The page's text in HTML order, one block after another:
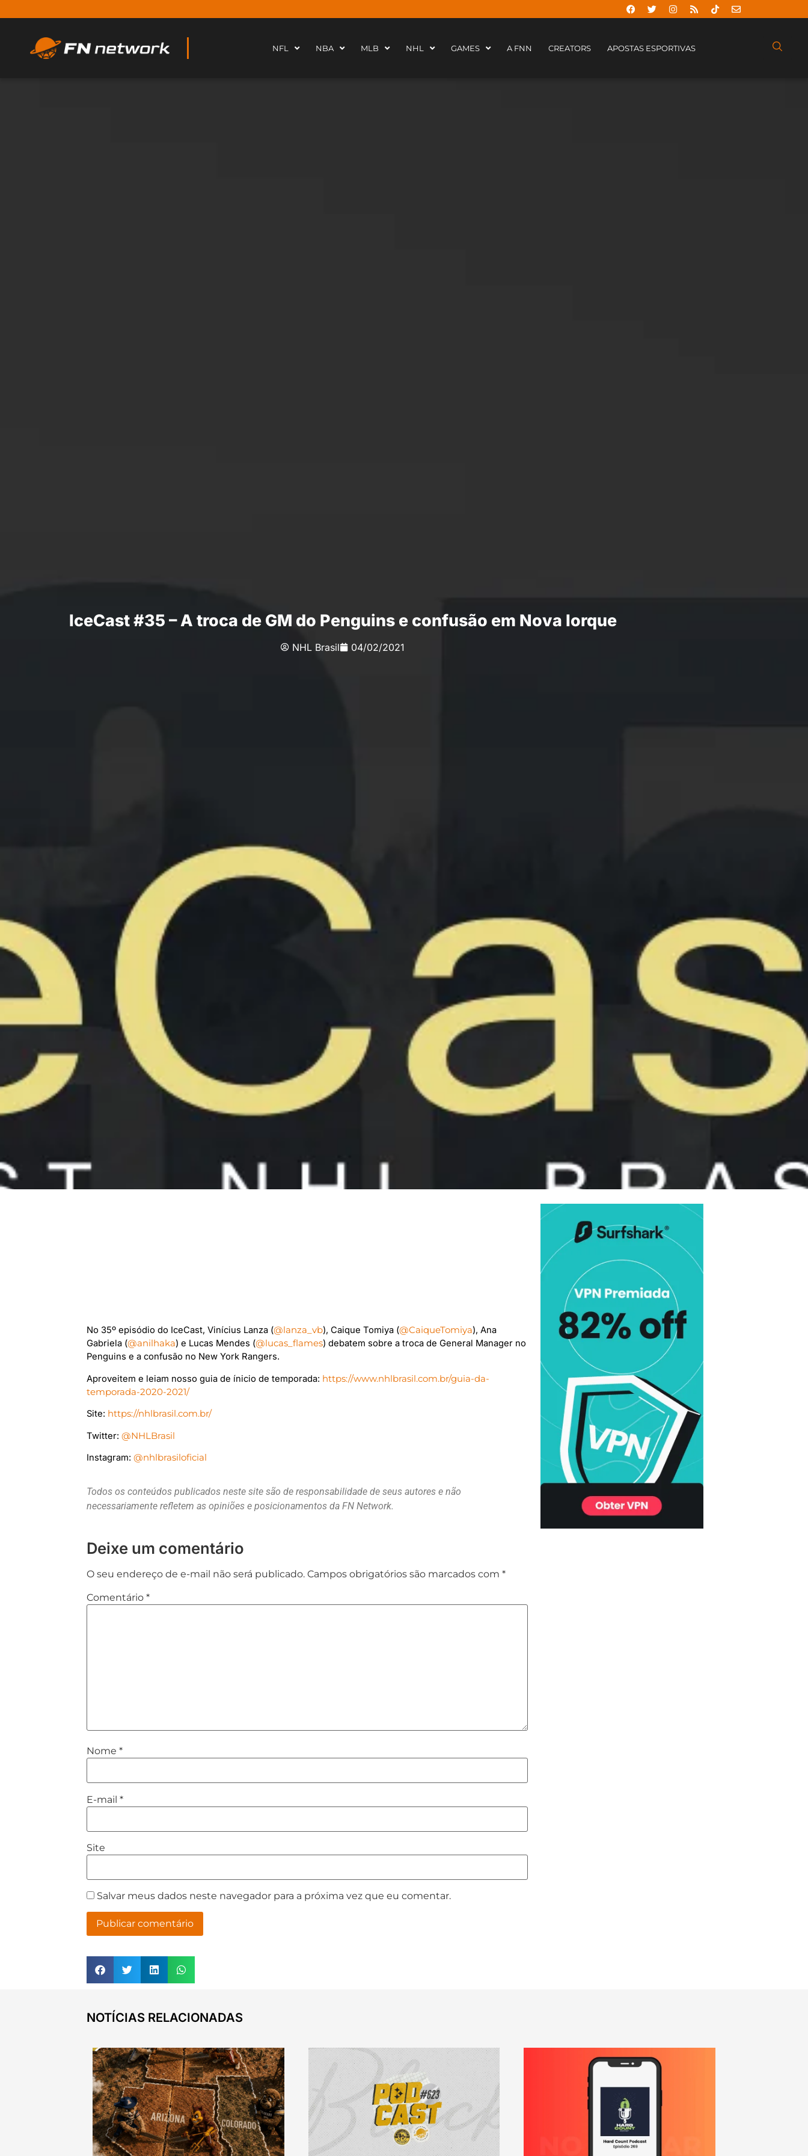
NFL NBA MLB NHL GAMES A FNN CREATORS APOSTAS ESPORTIVAS
IceCast #35 – A troca de GM do Penguins e confusão em Nova Iorque
NHL Brasil 04/02/2021
No 35º episódio do IceCast, Vinícius Lanza (@lanza_vb), Caique Tomiya (@CaiqueTomiya), Ana
Gabriela (@anilhaka) e Lucas Mendes (@lucas_flames) debatem sobre a troca de General Manager no
Penguins e a confusão no New York Rangers.
Aproveitem e leiam nosso guia de ínicio de temporada: https://www.nhlbrasil.com.br/guia-da-
temporada-2020-2021/
Site: https://nhlbrasil.com.br/
Twitter:@NHLBrasil
Instagram:@nhlbrasiloficial
Todos os conteúdos publicados neste site são de responsabilidade de seus autores e não
necessariamente refletem as opiniões e posicionamentos da FN Network.
Deixe um comentário
O seu endereço de e-mail não será publicado. Campos obrigatórios são marcados com*
Comentário*
Nome*
E-mail*
Site
Salvar meus dados neste navegador para a próxima vez que eu comentar.
NOTÍCIAS RELACIONADAS